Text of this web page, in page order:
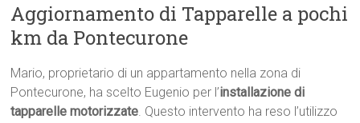
Aggiornamento di Tapparelle a pochi
km da Pontecurone
Mario, proprietario di un appartamento nella zona di
Pontecurone, ha scelto Eugenio per l’installazione di
tapparelle motorizzate. Questo intervento ha reso l’utilizzo